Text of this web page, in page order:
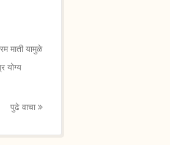
माती यामुळे
योग्य
पुढे वाचा